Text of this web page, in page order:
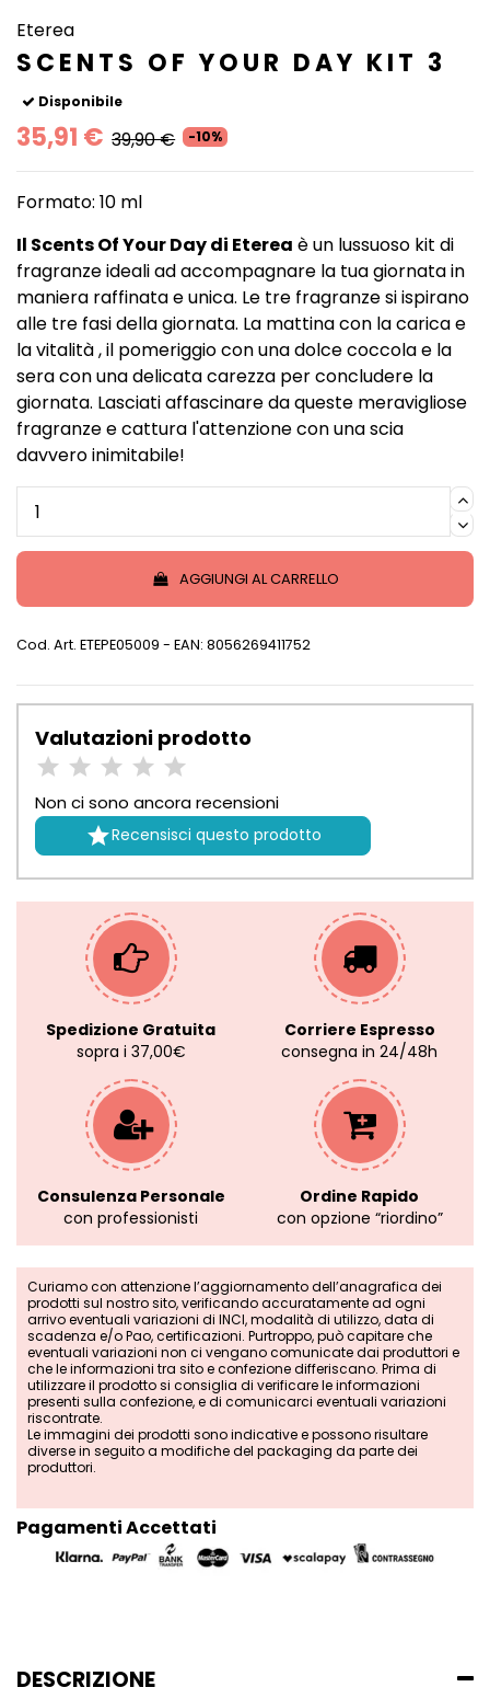
Eterea
SCENTS OF YOUR DAY KIT 3
Disponibile
35,91 € 39,90 € -10%
Formato: 10 ml
Il Scents Of Your Day di Eterea è un lussuoso kit di
fragranze ideali ad accompagnare la tua giornata in
maniera raffinata e unica. Le tre fragranze si ispirano
alle tre fasi della giornata. La mattina con la carica e
la vitalità , il pomeriggio con una dolce coccola e la
sera con una delicata carezza per concludere la
giornata. Lasciati affascinare da queste meravigliose
fragranze e cattura l'attenzione con una scia
davvero inimitabile!
AGGIUNGI AL CARRELLO
Cod. Art. ETEPE05009 - EAN: 8056269411752
Valutazioni prodotto
Non ci sono ancora recensioni
Recensisci questo prodotto
Spedizione Gratuita
sopra i 37,00€
Corriere Espresso
consegna in 24/48h
Consulenza Personale
con professionisti
Ordine Rapido
con opzione “riordino”
Curiamo con attenzione l’aggiornamento dell’anagrafica dei
prodotti sul nostro sito, verificando accuratamente ad ogni
arrivo eventuali variazioni di INCI, modalità di utilizzo, data di
scadenza e/o Pao, certificazioni. Purtroppo, può capitare che
eventuali variazioni non ci vengano comunicate dai produttori e
che le informazioni tra sito e confezione differiscano. Prima di
utilizzare il prodotto si consiglia di verificare le informazioni
presenti sulla confezione, e di comunicarci eventuali variazioni
riscontrate.
Le immagini dei prodotti sono indicative e possono risultare
diverse in seguito a modifiche del packaging da parte dei
produttori.
Pagamenti Accettati
DESCRIZIONE